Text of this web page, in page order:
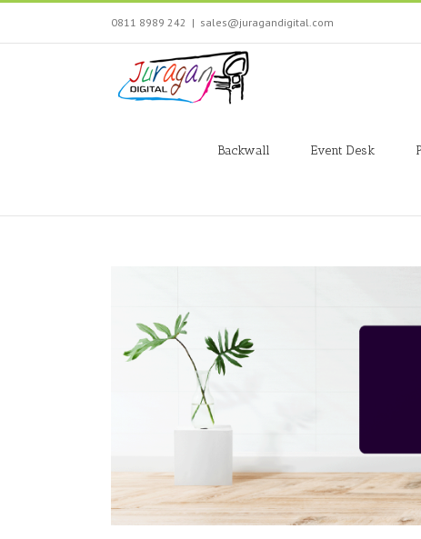
Skip
content
0811 8989 242 | sales@juragandigital.com
Backwall
Event Desk